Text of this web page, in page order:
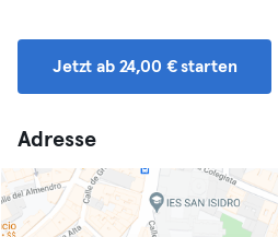
Jetzt ab 24,00 € starten
Adresse